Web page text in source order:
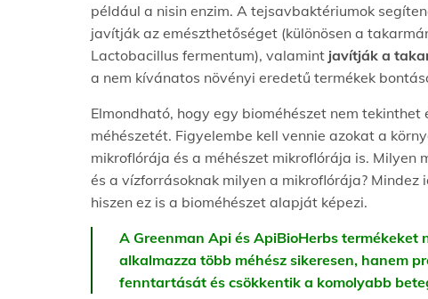
például a nisin enzim. A tejsavbaktériumok
javítják az emészthetőséget (különösen a
Lactobacillus fermentum), valamint javítják a
a nem kívánatos növényi eredetű termékek
Elmondható, hogy egy bioméhészet nem
méhészetét. Figyelembe kell vennie azokat a
mikroflórája és a méhészet mikroflórája is. Milyen
és a vízforrásoknak milyen a mikroflórája?
hiszen ez is a bioméhészet alapját képezi.
A Greenman Api és ApiBioHerbs termékeket
alkalmazza több méhész sikeresen, hanem
fenntartását és csökkentik a komolyabb